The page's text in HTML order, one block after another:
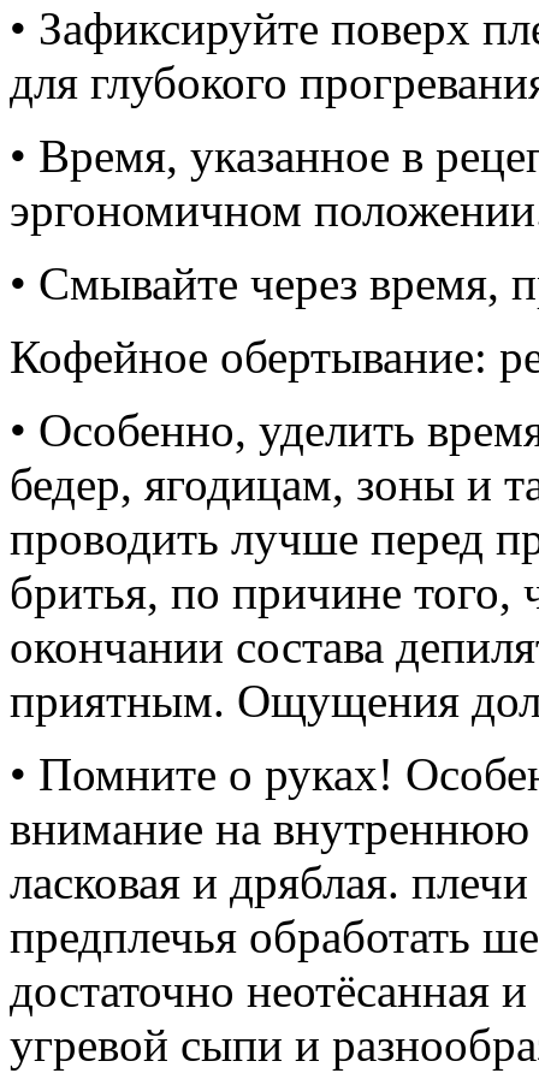
• Зафиксируйте поверх
для глубокого
• Время, указанное в
эргономичном
• Смывайте через время,
Кофейное обертывание:
• Особенно, уделить
бедер, ягодицам, зоны и
проводить лучше перед
бритья, по причине того,
окончании состава
приятным. Ощущения
• Помните о руках!
внимание на внутреннюю
ласковая и дряблая.
предплечья обработать
достаточно неотёсанная
угревой сыпи и